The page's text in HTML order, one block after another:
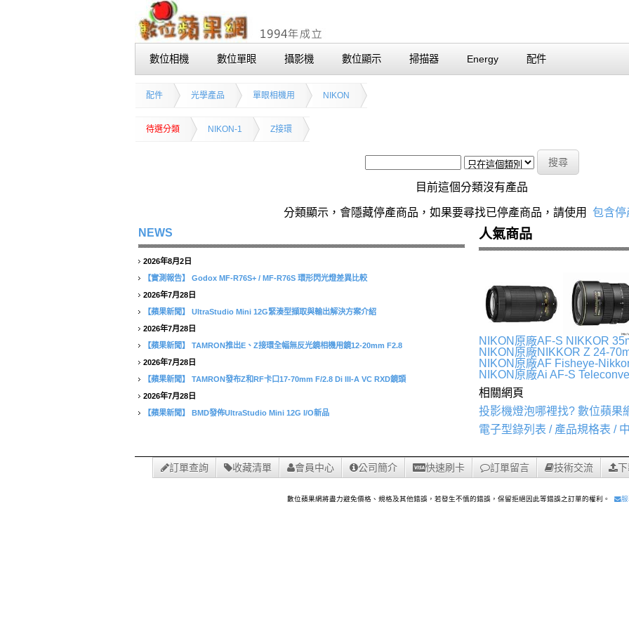
數位相機 數位單眼 攝影機 數位顯示 掃描器 Energy 配件
配件 光學產品 單眼相機用 NIKON
待選分類 NIKON-1 Z接環
目前這個分類沒有產品
分類顯示，會隱藏停產商品，如果要尋找已停產商品，請使用 包含停
NEWS
2026年8月2日
【實測報告】
Godox MF-R76S+ / MF-R76S 環形閃光燈差異比較
2026年7月28日
【蘋果新聞】
UltraStudio Mini 12G緊湊型擷取與輸出解決方案介紹
2026年7月28日
【蘋果新聞】
TAMRON推出E、Z接環全幅無反光鏡相機用鏡12-20mm F2.8
2026年7月28日
【蘋果新聞】
TAMRON發布Z和RF卡口17-70mm F/2.8 Di III-A VC RXD鏡頭
2026年7月28日
【蘋果新聞】
BMD發佈UltraStudio Mini 12G I/O新品
人氣商品
NIKON原廠AF-S NIKKOR
NIKON原廠NIKKOR Z 24-
NIKON原廠AF Fisheye-
NIKON原廠Ai AF-S
相關網頁
投影機燈泡哪裡找? 數位蘋果
電子型錄列表 / 產品規格表 /
訂單查詢 收藏清單 會員中心 公司簡介 快速刷卡 訂單留言 技術交流
數位蘋果網將盡力避免價格、規格及其他錯誤，若發生不慎的錯誤，保留拒絕因此等錯誤之訂單的權利。